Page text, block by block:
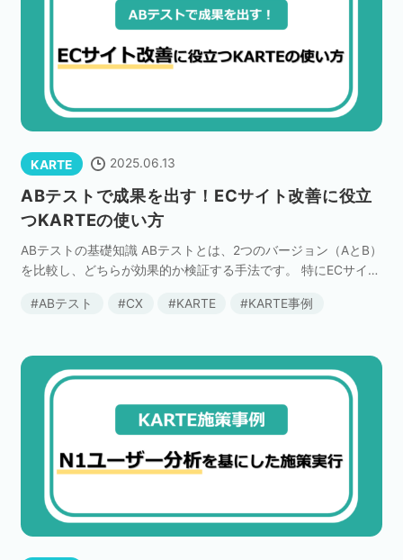
KARTE 2025.06.13
ABテストで成果を出す！ECサイト改善に役立
つKARTEの使い方
ABテストの基礎知識 ABテストとは、2つのバージョン（AとB）
を比較し、どちらが効果的か検証する手法です。 特にECサイト
す。 たとえば、「SALE告知のポップア […]
ABテスト CX KARTE KARTE事例